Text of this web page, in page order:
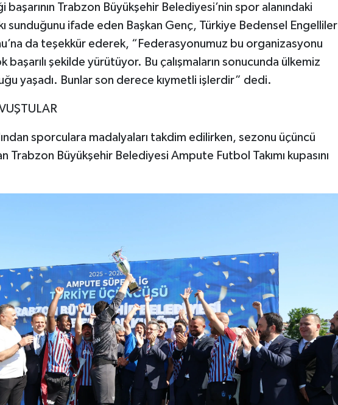
başarının Trabzon Büyükşehir Belediyesi’nin spor alanındaki
sunduğunu ifade eden Başkan Genç, Türkiye Bedensel Engelliler
da teşekkür ederek, “Federasyonumuz bu organizasyonu
başarılı şekilde yürütüyor. Bu çalışmaların sonucunda ülkemiz
yaşadı. Bunlar son derece kıymetli işlerdir” dedi.
sporculara madalyaları takdim edilirken, sezonu üçüncü
Trabzon Büyükşehir Belediyesi Ampute Futbol Takımı kupasını